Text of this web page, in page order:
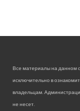
Все материалы на данном
исключительно в
владельцам.
не несет.